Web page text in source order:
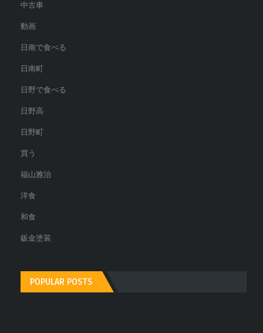
中古車
動画
日南で食べる
日南町
日野で食べる
日野高
日野町
買う
福山雅治
洋食
和食
鈑金塗装
POPULAR POSTS